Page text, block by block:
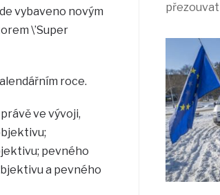
vybaveno novým
\’Super
roce.
ve vývoji,
pevného
a pevného
přezouvat